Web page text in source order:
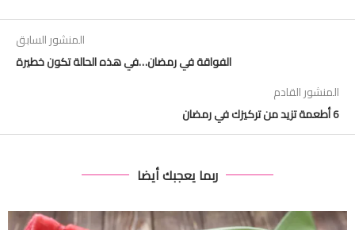
المنشور السابق
الفواقة في رمضان…في هذه الحالة تكون خطيرة
المنشور القادم
6 أطعمة تزيد من تركيزك في رمضان
ربما يعجبك أيضا